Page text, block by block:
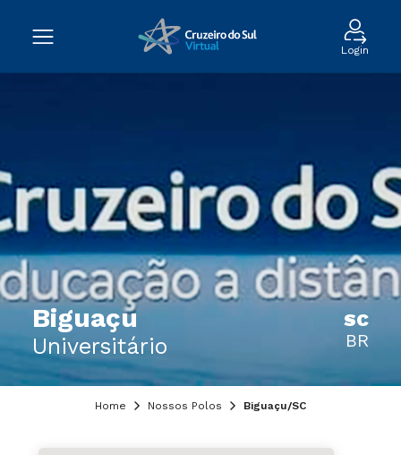
Login
Biguaçu
Universitário
SC
BR
Home Nossos Polos Biguaçu/SC